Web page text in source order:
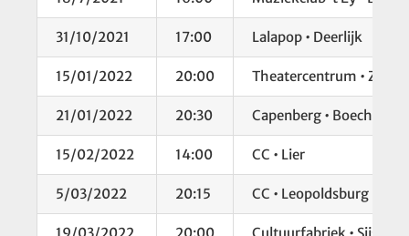
31/10/2021 17:00 Lalapop • Deerlijk
15/01/2022 20:00 Theatercentrum •
21/01/2022 20:30 Capenberg • Boechout
15/02/2022 14:00 CC • Lier
5/03/2022 20:15 CC • Leopoldsburg